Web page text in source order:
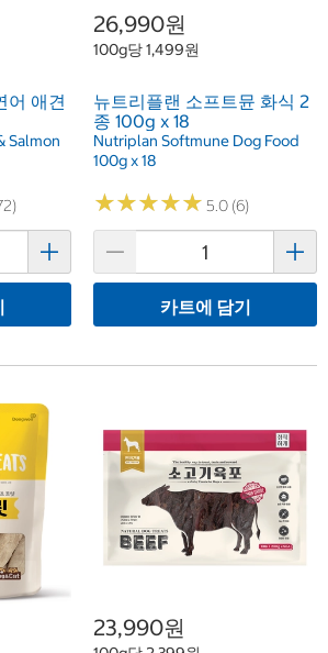
어 애견
Salmon
26,990원
100g당 1,499원
뉴트리플랜 소프트뮨 화식 2
종 100g x 18
Nutriplan Softmune Dog Food
100g x 18
★★★★★
★★★★★ 5.0 (6)
카트에 담기
23,990원